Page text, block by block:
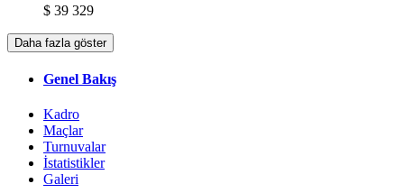
$ 39 329
Daha fazla göster
Genel Bakış
Kadro
Maçlar
Turnuvalar
İstatistikler
Galeri